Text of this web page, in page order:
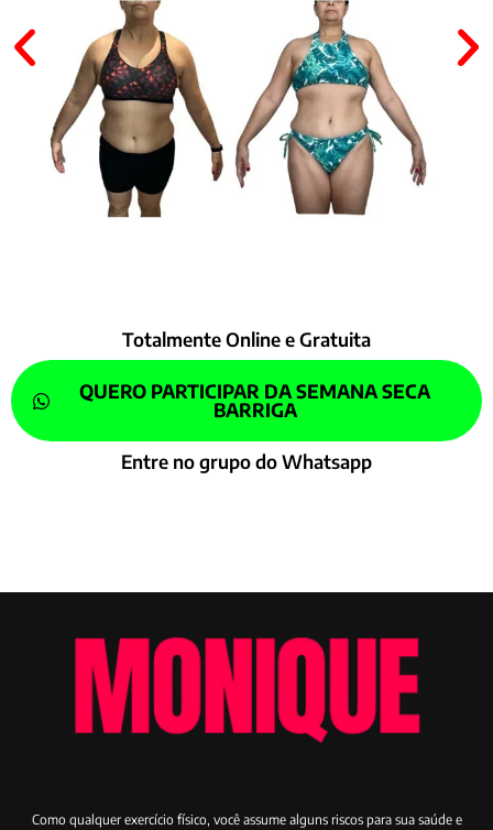
Totalmente Online e Gratuita
QUERO PARTICIPAR DA SEMANA SECA
BARRIGA
Entre no grupo do Whatsapp
Como qualquer exercício físico, você assume alguns riscos para sua saúde e